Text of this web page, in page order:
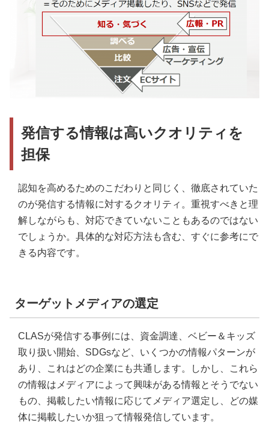
発信する情報は高いクオリティを
担保
認知を高めるためのこだわりと同じく、徹底されていた
のが発信する情報に対するクオリティ。重視すべきと理
解しながらも、対応できていないこともあるのではない
でしょうか。具体的な対応方法も含む、すぐに参考にで
きる内容です。
ターゲットメディアの選定
CLASが発信する事例には、資金調達、ベビー＆キッズ
取り扱い開始、SDGsなど、いくつかの情報パターンが
あり、これはどの企業にも共通します。しかし、これら
の情報はメディアによって興味がある情報とそうでない
もの、掲載したい情報に応じてメディア選定し、どの媒
体に掲載したいか狙って情報発信しています。